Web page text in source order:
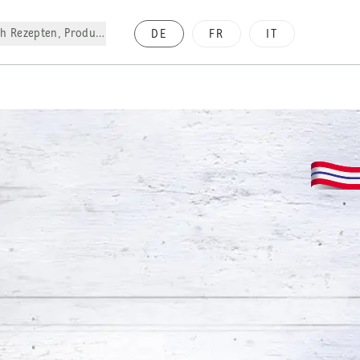
Rezepten, Produkte, etc. DE FR